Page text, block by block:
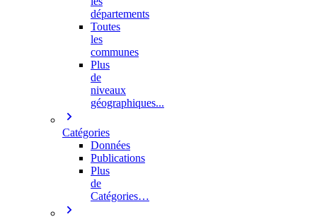
départements
Toutes
les
communes
Plus
de
niveaux
géographiques...
Catégories
Données
Publications
Plus
de
Catégories…